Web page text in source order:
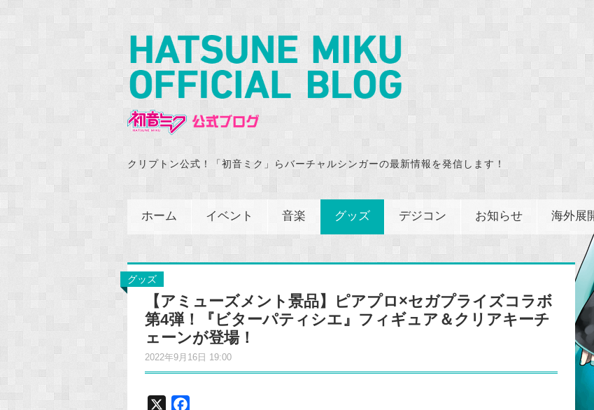
クリプトン公式！「初音ミク」らバーチャルシンガーの最新情報を発信します！
ホーム イベント 音楽 グッズ デジコン お知らせ 海外展
グッズ
【アミューズメント景品】ピアプロ×セガプライズコラボ
第4弾！『ビターパティシエ』フィギュア＆クリアキーチ
ェーンが登場！
2022年9月16日 19:00